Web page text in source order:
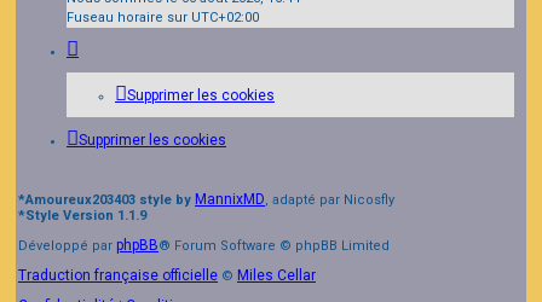
Fuseau horaire sur UTC+02:00
Supprimer les cookies
Supprimer les cookies
*Amoureux203403 style by MannixMD, adapté par Nicosfly
*Style Version 1.1.9
Développé par phpBB® Forum Software © phpBB Limited
Traduction française officielle © Miles Cellar